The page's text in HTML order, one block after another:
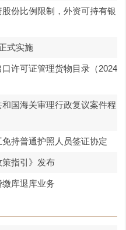
份比例限制，外资可持有银
式实施
许可证管理货物目录（2024
国海关审理行政复议案件程
持普通护照人员签证协定
指引》发布
库退库业务